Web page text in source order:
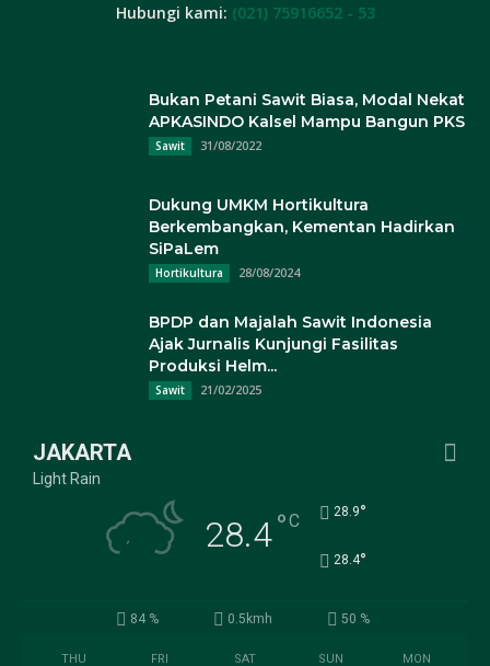
Hubungi kami: (021) 75916652 - 53
Bukan Petani Sawit Biasa, Modal Nekat
APKASINDO Kalsel Mampu Bangun PKS
Sawit 31/08/2022
Dukung UMKM Hortikultura
Berkembangkan, Kementan Hadirkan
SiPaLem
Hortikultura 28/08/2024
BPDP dan Majalah Sawit Indonesia
Ajak Jurnalis Kunjungi Fasilitas
Produksi Helm...
Sawit 21/02/2025
JAKARTA
Light Rain
28.4°C 28.9°
28.4°
84 % 0.5kmh 50 %
THU FRI SAT SUN MON